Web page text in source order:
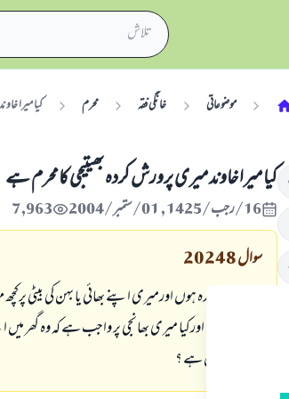
موضوعاتی خانگی فقہ محرم کیا میرا
کیا میرا خاوند میری پرورش کردہ بھیتیجی کامحرم ہے
16/رجب/1425 , 01/ستمبر/2004 7,963
سوال20248
میں شادی شدہ ہوں اورمیری اپنے بھائي یا بہن کی بیٹی
کا محرم ہوگا ، اورکیا میری بھانجی پر واجب ہے کہ وہ
عمر سولہ برس ہے ؟